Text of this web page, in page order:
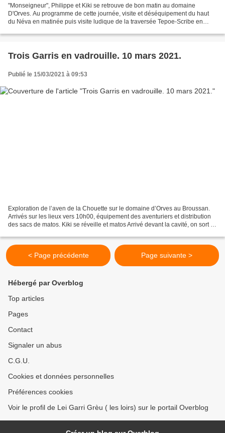
"Monseigneur", Philippe et Kiki se retrouve de bon matin au domaine
D'Orves. Au programme de cette journée, visite et déséquipement du haut
du Néva en matinée puis visite ludique de la traversée Tepoe-Scribe en
Trois Garris en vadrouille. 10 mars 2021.
Publié le 15/03/2021 à 09:53
Exploration de l’aven de la Chouette sur le domaine d’Orves au Broussan.
Arrivés sur les lieux vers 10h00, équipement des aventuriers et distribution
des sacs de matos. Kiki se réveille et matos Arrivé devant la cavité, on sort le
< Page précédente Page suivante >
Hébergé par Overblog
Top articles
Pages
Contact
Signaler un abus
C.G.U.
Cookies et données personnelles
Préférences cookies
Voir le profil de Lei Garri Grèu ( les loirs) sur le portail Overblog